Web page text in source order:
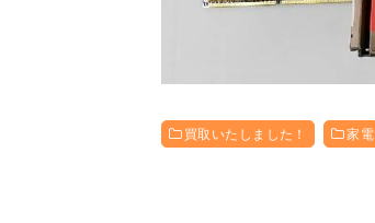
買取いたしました！ 家電